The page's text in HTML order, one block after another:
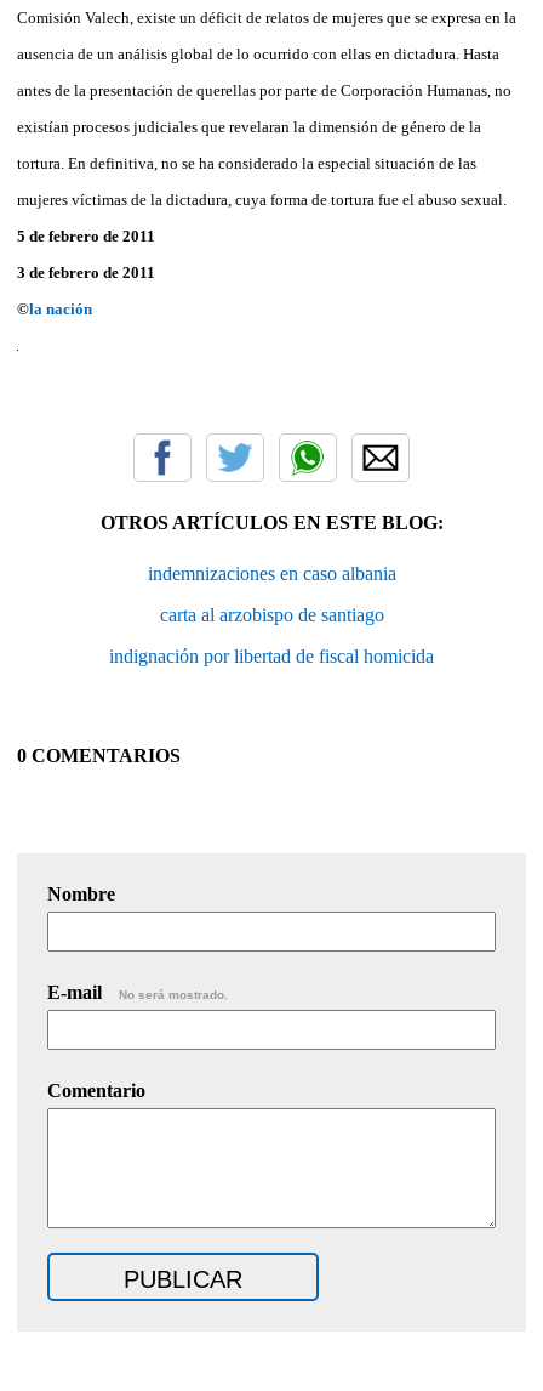
Comisión Valech, existe un déficit de relatos de mujeres que se expresa en la
ausencia de un análisis global de lo ocurrido con ellas en dictadura. Hasta
antes de la presentación de querellas por parte de Corporación Humanas, no
existían procesos judiciales que revelaran la dimensión de género de la
tortura. En definitiva, no se ha considerado la especial situación de las
mujeres víctimas de la dictadura, cuya forma de tortura fue el abuso sexual.
5 de febrero de 2011
3 de febrero de 2011
©la nación
OTROS ARTÍCULOS EN ESTE BLOG:
indemnizaciones en caso albania
carta al arzobispo de santiago
indignación por libertad de fiscal homicida
0 COMENTARIOS
Nombre
E-mail No será mostrado.
Comentario